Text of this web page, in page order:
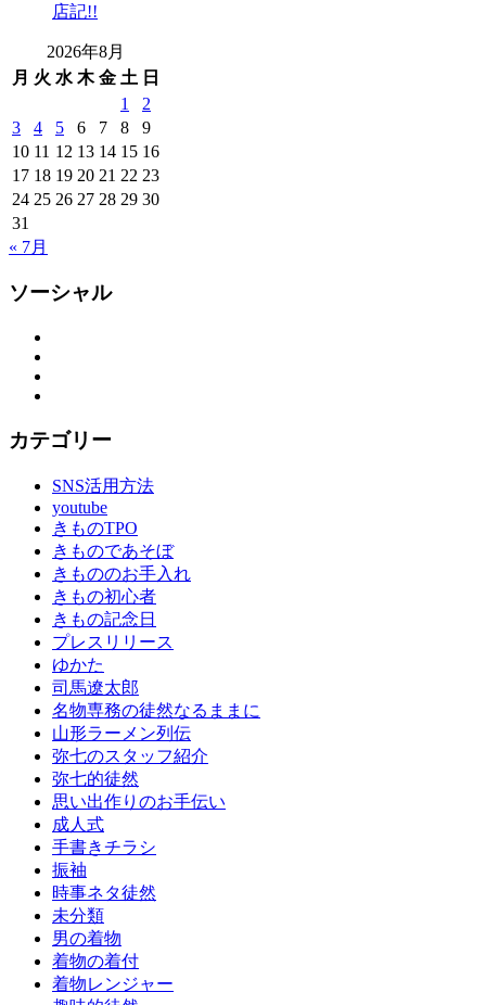
店記!!
2026年8月
月 火 水 木 金 土 日
1
2
3
4 5 6 7 8
9
10 11 12 13 14 15 16
17 18 19 20 21 22 23
24 25 26 27 28 29 30
31
« 7月
ソーシャル
カテゴリー
SNS活用方法
youtube
きものTPO
きものであそぼ
きもののお手入れ
きもの初心者
きもの記念日
プレスリリース
ゆかた
司馬遼太郎
名物専務の徒然なるままに
山形ラーメン列伝
弥七のスタッフ紹介
弥七的徒然
思い出作りのお手伝い
成人式
手書きチラシ
振袖
時事ネタ徒然
未分類
男の着物
着物の着付
着物レンジャー